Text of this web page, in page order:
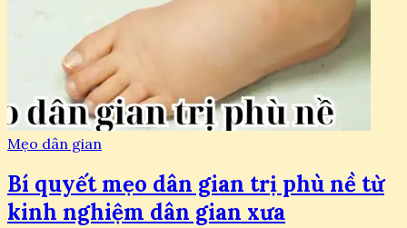
Mẹo dân gian
Bí quyết mẹo dân gian trị phù nề từ
kinh nghiệm dân gian xưa